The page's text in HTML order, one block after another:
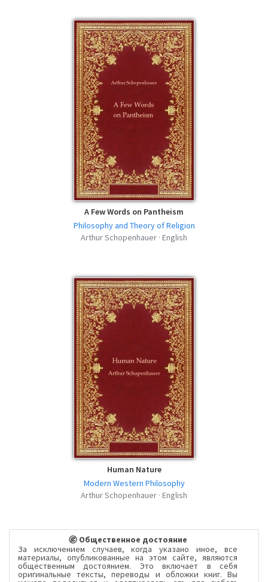
A Few Words on Pantheism
Philosophy and Theory of Religion
Arthur Schopenhauer · English
Human Nature
Modern Western Philosophy
Arthur Schopenhauer · English
Общественное достояние
За исключением случаев, когда указано иное, все
материалы, опубликованные на этом сайте, являются
общественным достоянием. Это включает в себя
оригинальные тексты, переводы и обложки книг. Вы